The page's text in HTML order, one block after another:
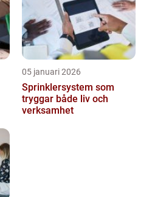
05 januari 2026
Sprinklersystem som
tryggar både liv och
verksamhet